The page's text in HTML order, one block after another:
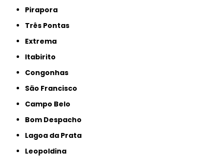
Pirapora
Três Pontas
Extrema
Itabirito
Congonhas
São Francisco
Campo Belo
Bom Despacho
Lagoa da Prata
Leopoldina